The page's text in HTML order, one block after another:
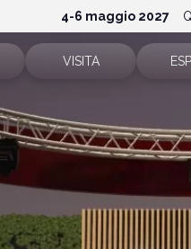
4-6 maggio 2027
VISITA
Biglietti e orari
Come arrivare
Area